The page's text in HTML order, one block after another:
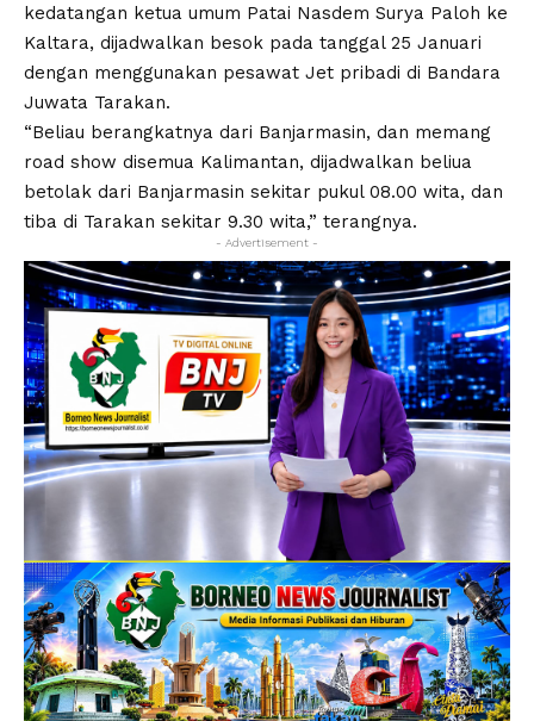
kedatangan ketua umum Patai Nasdem Surya Paloh ke
Kaltara, dijadwalkan besok pada tanggal 25 Januari
dengan menggunakan pesawat Jet pribadi di Bandara
Juwata Tarakan.
“Beliau berangkatnya dari Banjarmasin, dan memang
road show disemua Kalimantan, dijadwalkan beliua
betolak dari Banjarmasin sekitar pukul 08.00 wita, dan
tiba di Tarakan sekitar 9.30 wita,” terangnya.
- Advertisement -